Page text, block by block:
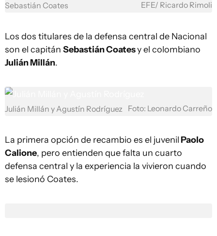
Sebastián Coates EFE/ Ricardo Rimoli
Los dos titulares de la defensa central de Nacional
son el capitán Sebastián Coatesy el colombiano
Julián Millán.
Julián Millán y Agustín Rodríguez Foto: Leonardo Carreño
La primera opción de recambio es el juvenil Paolo
Calione, pero entienden que falta un cuarto
defensa central y la experiencia la vivieron cuando
se lesionó Coates.